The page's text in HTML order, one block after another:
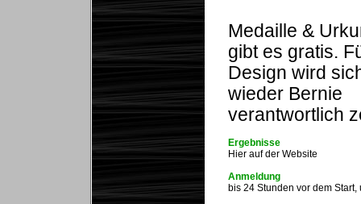
Medaille &
gibt es gratis.
Design wird
wieder Bernie
verantwortlich
Ergebnisse
Hier auf der Website
Anmeldung
bis 24 Stunden vor dem